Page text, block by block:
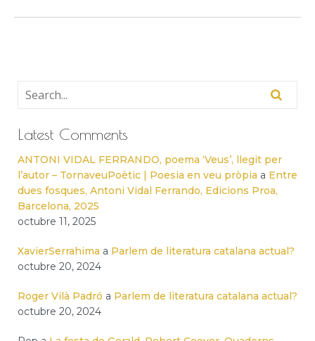
Latest Comments
ANTONI VIDAL FERRANDO, poema ‘Veus’, llegit per
l’autor – TornaveuPoètic | Poesia en veu pròpia a Entre
dues fosques, Antoni Vidal Ferrando, Edicions Proa,
Barcelona, 2025
octubre 11, 2025
XavierSerrahima a Parlem de literatura catalana actual?
octubre 20, 2024
Roger Vilà Padró a Parlem de literatura catalana actual?
octubre 20, 2024